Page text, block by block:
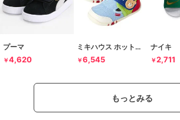
プーマ
￥4,620
ミキハウス ホットビスケッツ
￥6,545
ナイキ
￥2,711
もっとみる